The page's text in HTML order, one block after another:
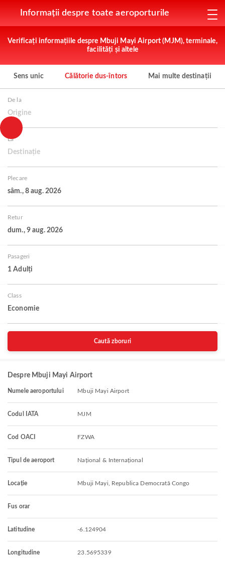
Informații despre toate aeroporturile
Verificați informațiile despre Mbuji Mayi Airport (MJM), terminale,
facilități și altele
Sens unic Călătorie dus-întors Mai multe destinații
De la
Origine
La
Destinație
Plecare
sâm., 8 aug. 2026
Retur
dum., 9 aug. 2026
Pasageri
1 Adulți
Class
Economie
Caută zboruri
Despre Mbuji Mayi Airport
Numele aeroportului Mbuji Mayi Airport
Codul IATA MJM
Cod OACI FZWA
Tipul de aeroport Național & Internațional
Locație Mbuji Mayi, Republica Democrată Congo
Fus orar
Latitudine -6.124904
Longitudine 23.5695339